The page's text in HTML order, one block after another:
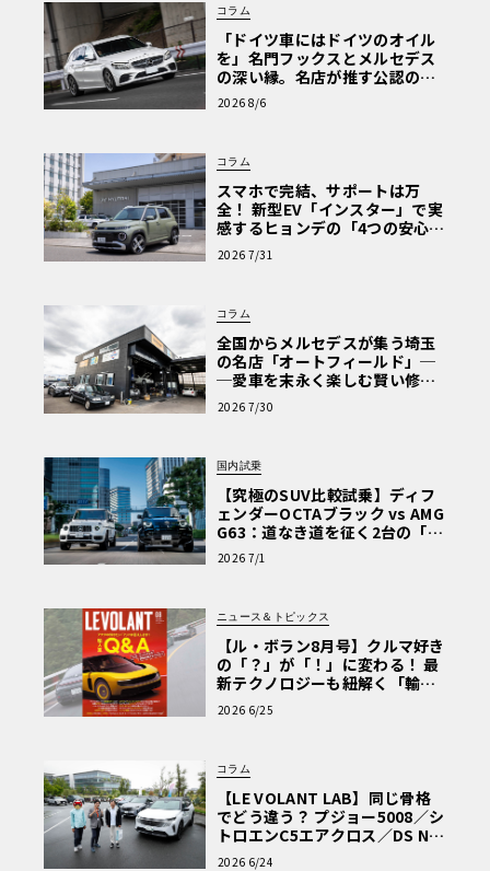
コラム
「ドイツ車にはドイツのオイル
を」名門フックスとメルセデス
の深い縁。名店が推す公認の安
心と、Cクラスで味わうシルキー
な走り〈PR〉
2026 8/6
コラム
スマホで完結、サポートは万
全！ 新型EV「インスター」で実
感するヒョンデの「4つの安心」
【第1回・ヒョンデ6つの疑問：
Why? Hyundai?】〈PR〉
2026 7/31
コラム
全国からメルセデスが集う埼玉
の名店「オートフィールド」─
─愛車を末永く楽しむ賢い修理
術と、プロがフックス製オイル
を選ぶ理由〈PR〉
2026 7/30
国内試乗
【究極のSUV比較試乗】ディフ
ェンダーOCTAブラック vs AMG
G63：道なき道を征く2台の「対
極的アプローチ」
2026 7/1
ニュース＆トピックス
【ル・ボラン8月号】クルマ好き
の「？」が「！」に変わる！ 最
新テクノロジーも紐解く「輸入
車Q&A」
2026 6/25
コラム
【LE VOLANT LAB】同じ骨格
でどう違う？ プジョー5008／シ
トロエンC5エアクロス／DS Nº4
読者一気乗りレポート
2026 6/24